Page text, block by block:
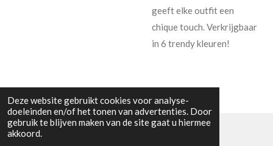
Deze website gebruikt cookies voor analyse-
doeleinden en/of het tonen van advertenties. Door
gebruik te blijven maken van de site gaat u hiermee
akkoord.
geeft elke outfit een
chique touch. Verkrijgbaar
in 6 trendy kleuren!